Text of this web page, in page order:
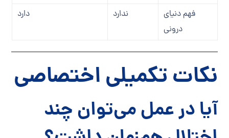
فهم دنیای
درونی
ندارد دارد
نکات تکمیلی اختصاصی
آیا در عمل می‌توان چند